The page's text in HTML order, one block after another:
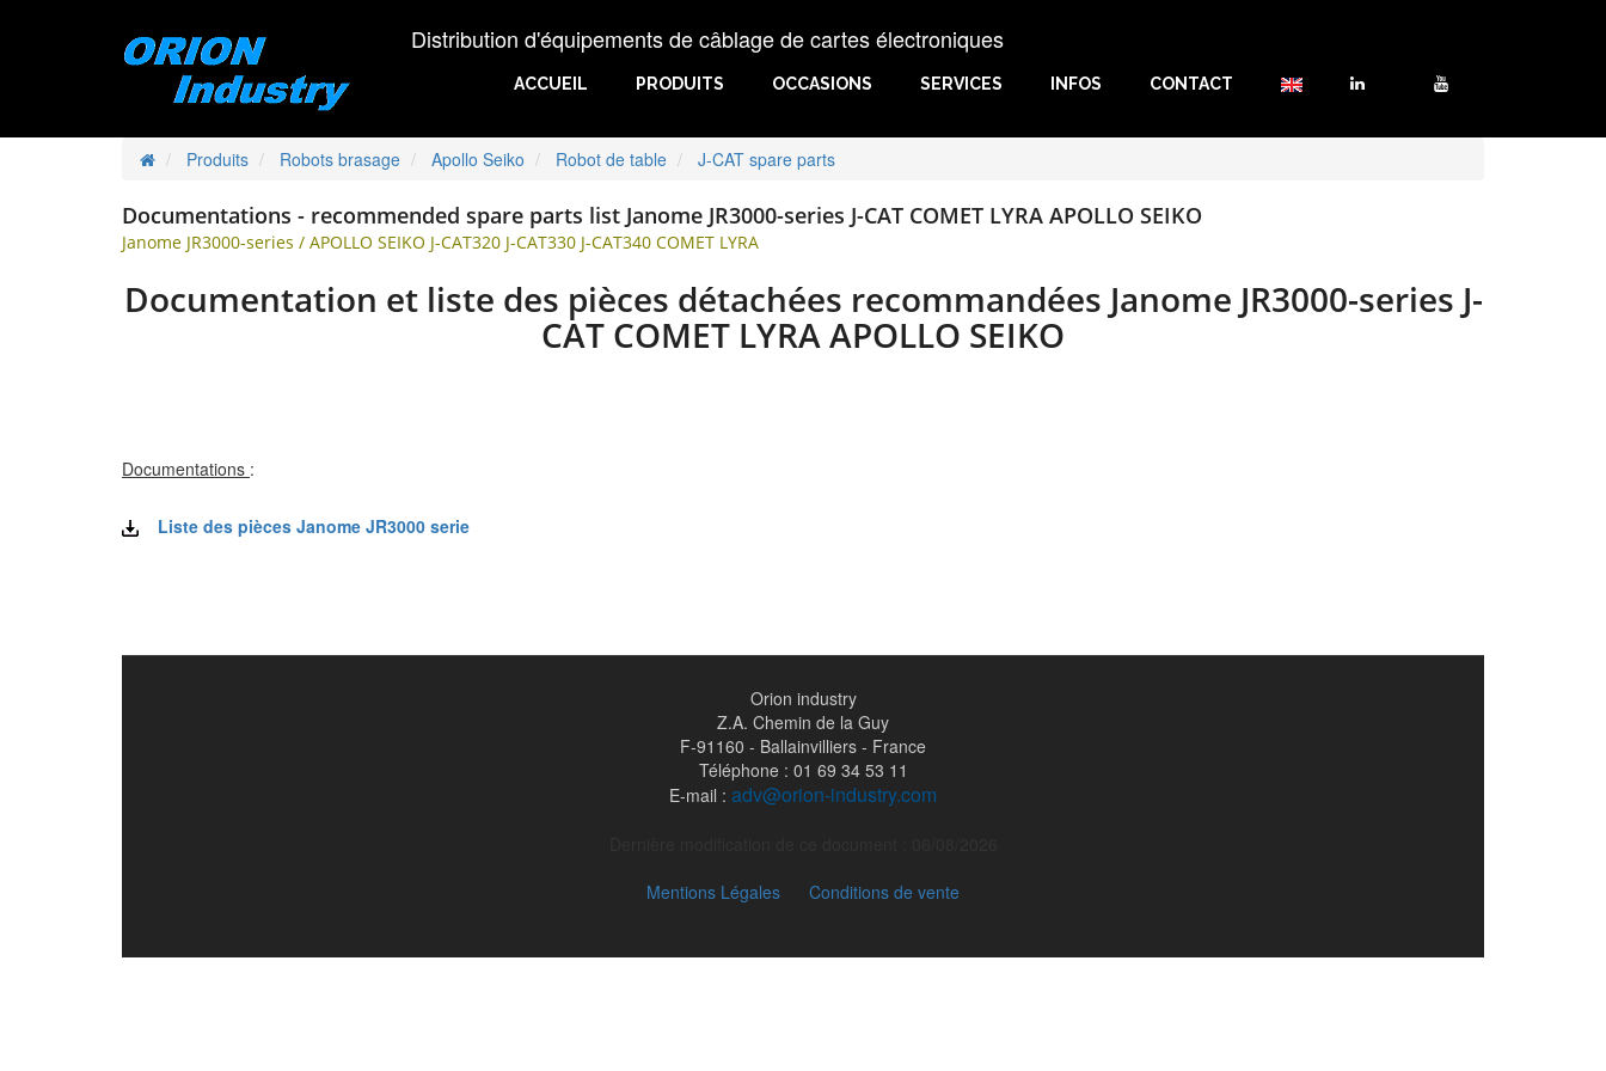
Distribution d'équipements de câblage de cartes électroniques
ACCUEIL PRODUITS OCCASIONS SERVICES INFOS CONTACT
Produits Robots brasage Apollo Seiko Robot de table J-CAT spare parts
Documentations - recommended spare parts list Janome JR3000-series J-CAT COMET LYRA APOLLO SEIKO
Janome JR3000-series / APOLLO SEIKO J-CAT320 J-CAT330 J-CAT340 COMET LYRA
Documentation et liste des pièces détachées recommandées Janome JR3000-series J-
CAT COMET LYRA APOLLO SEIKO
Documentations :
Liste des pièces Janome JR3000 serie
Orion industry
Z.A. Chemin de la Guy
F-91160 - Ballainvilliers - France
Téléphone : 01 69 34 53 11
E-mail : adv@orion-industry.com
Mentions Légales
Conditions de vente